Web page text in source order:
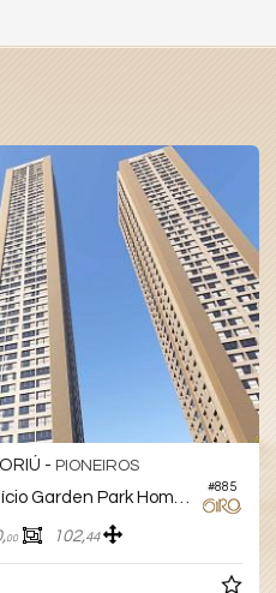
CAMBORIÚ -CENTRO
Edifício Venetian
119,00